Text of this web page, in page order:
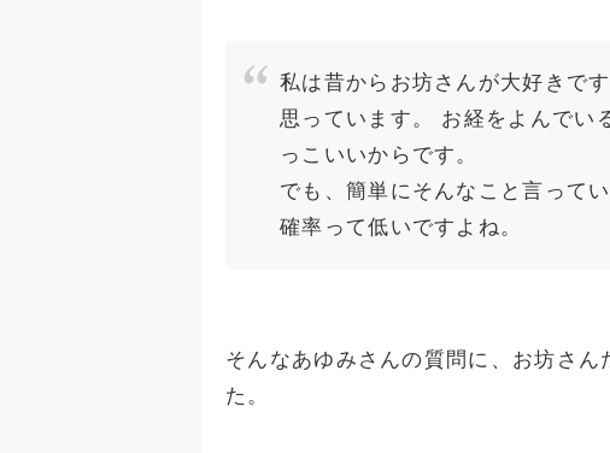
私は昔からお坊さんが大好きで
思っています。 お経をよんでい
っこいいからです。
でも、簡単にそんなこと言って
確率って低いですよね。
そんなあゆみさんの質問に、お坊さ
た。